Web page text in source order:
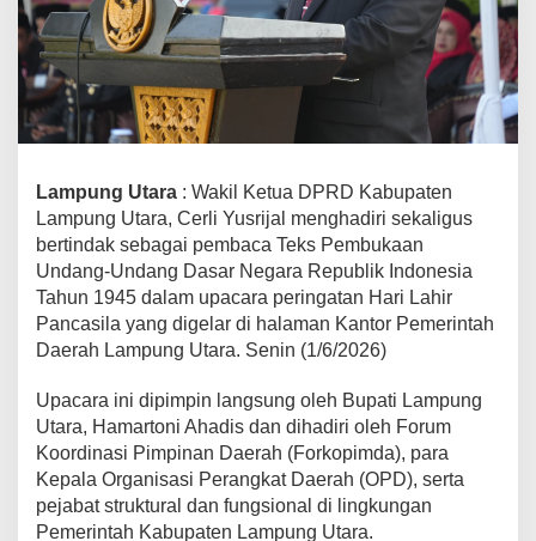
i
l
l
K
e
t
u
P
R
a
m
Lampung Utara : Wakil Ketua DPRD Kabupaten
Lampung Utara, Cerli Yusrijal menghadiri sekaligus
bertindak sebagai pembaca Teks Pembukaan
Undang-Undang Dasar Negara Republik Indonesia
Tahun 1945 dalam upacara peringatan Hari Lahir
Pancasila yang digelar di halaman Kantor Pemerintah
Daerah Lampung Utara. Senin (1/6/2026)
Upacara ini dipimpin langsung oleh Bupati Lampung
Utara, Hamartoni Ahadis dan dihadiri oleh Forum
Koordinasi Pimpinan Daerah (Forkopimda), para
Kepala Organisasi Perangkat Daerah (OPD), serta
pejabat struktural dan fungsional di lingkungan
Pemerintah Kabupaten Lampung Utara.